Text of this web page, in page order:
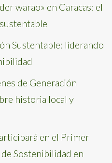
warao» en Caracas: el
Sustentable: liderando
de Generación
historia local y
en el Primer
Sostenibilidad en